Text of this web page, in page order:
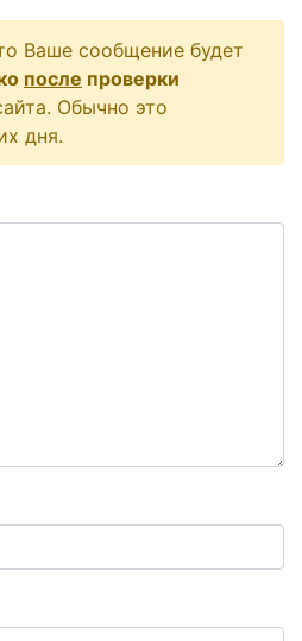
Ваше сообщение будет
после проверки
Обычно это
дня.